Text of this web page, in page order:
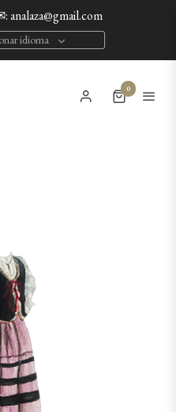
analaza@gmail.com
idioma
0